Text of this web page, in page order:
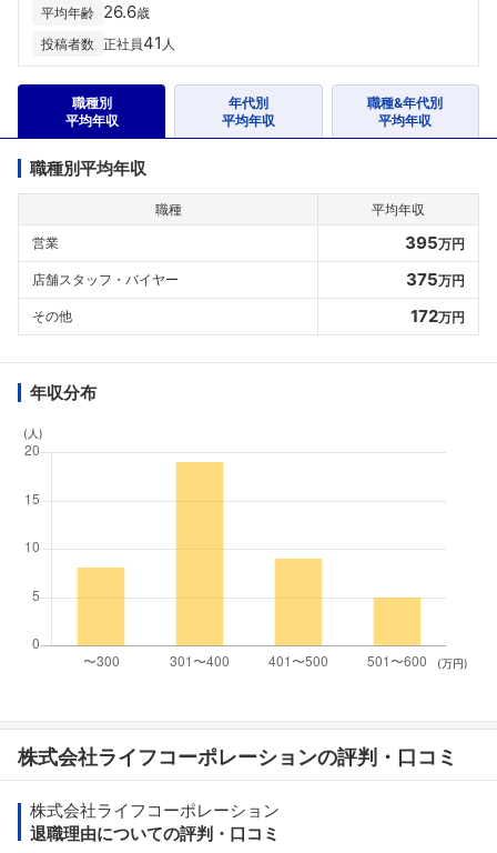
平均年齢 26.6歳
投稿者数 正社員41 人
職種別
平均年収
年代別
平均年収
職種&年代別
平均年収
職種別平均年収
職種
平均年収
営業
395万円
店舗スタッフ・バイヤー 375万円
その他 172万円
年収分布
(人)
(万円)
株式会社ライフコーポレーションの評判・口コミ
株式会社ライフコーポレーション
退職理由についての評判・口コミ